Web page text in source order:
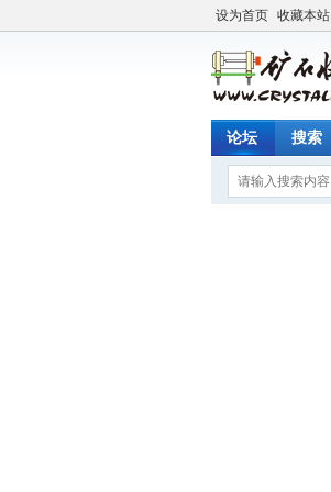
设为首页 收藏本站
论坛 搜索